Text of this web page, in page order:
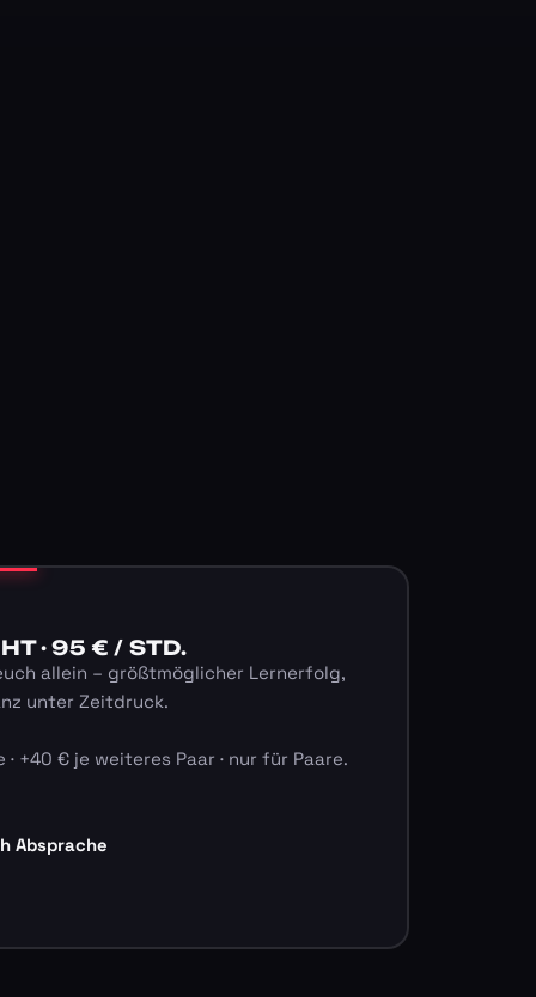
· 95 € / STD.
allein – größtmöglicher Lernerfolg,
unter Zeitdruck.
+40 € je weiteres Paar · nur für Paare.
Absprache